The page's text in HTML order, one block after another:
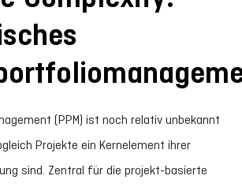
(PPM) ist noch relativ unbekannt
Projekte ein Kernelement ihrer
sind. Zentral für die projekt-basierte